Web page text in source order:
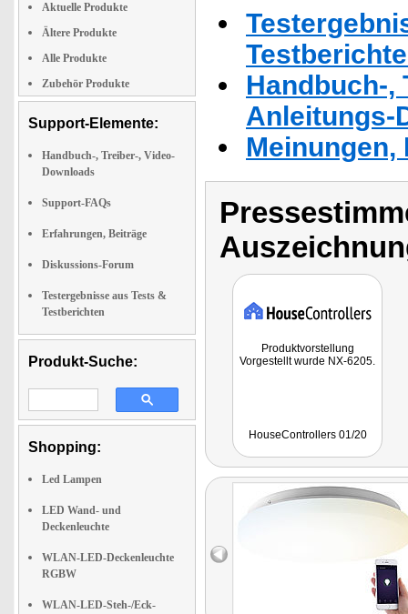
Aktuelle Produkte
Ältere Produkte
Alle Produkte
Zubehör Produkte
Support-Elemente:
Handbuch-, Treiber-, Video-
Downloads
Support-FAQs
Erfahrungen, Beiträge
Diskussions-Forum
Testergebnisse aus Tests &
Testberichten
Produkt-Suche:
Shopping:
Led Lampen
LED Wand- und
Deckenleuchte
WLAN-LED-Deckenleuchte
RGBW
WLAN-LED-Steh-/Eck-
Handbuch-,
Anleitungs-
Produktvorstellung
Vorgestellt wurde NX-6205.
HouseControllers 01/20